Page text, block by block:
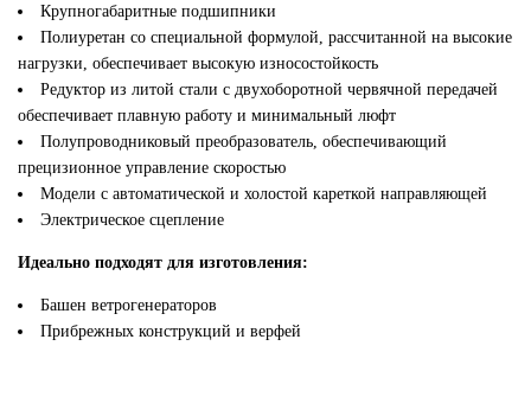
Крупногабаритные подшипники
Полиуретан со специальной формулой, рассчитанной на высокие
нагрузки, обеспечивает высокую износостойкость
Редуктор из литой стали с двухоборотной червячной передачей
обеспечивает плавную работу и минимальный люфт
Полупроводниковый преобразователь, обеспечивающий
прецизионное управление скоростью
Модели с автоматической и холостой кареткой направляющей
Электрическое сцепление
Идеально подходят для изготовления:
Башен ветрогенераторов
Прибрежных конструкций и верфей